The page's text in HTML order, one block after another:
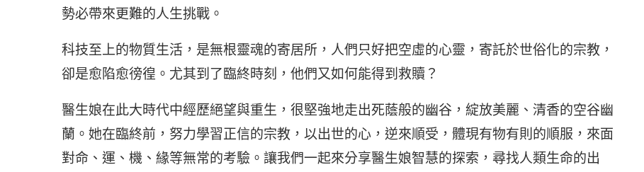
勢必帶來更難的人生挑戰。
科技至上的物質生活，是無根靈魂的寄居所，人們只好把空虛的心靈，寄託於世俗化的宗教，
卻是愈陷愈徬徨。尤其到了臨終時刻，他們又如何能得到救贖？
醫生娘在此大時代中經歷絕望與重生，很堅強地走出死蔭般的幽谷，綻放美麗、清香的空谷幽
蘭。她在臨終前，努力學習正信的宗教，以出世的心，逆來順受，體現有物有則的順服，來面
對命、運、機、緣等無常的考驗。讓我們一起來分享醫生娘智慧的探索，尋找人類生命的出